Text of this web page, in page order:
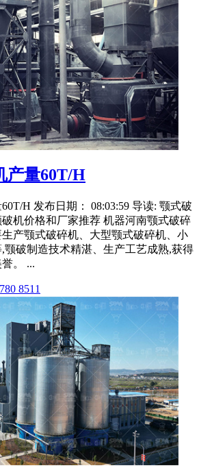
产量60T/H
H 发布日期： 08:03:59 导读: 颚式破
机价格和厂家推荐 机器河南颚式破碎
产颚式破碎机、大型颚式破碎机、小
颚破制造技术精湛、生产工艺成熟,获得
。 ...
8511